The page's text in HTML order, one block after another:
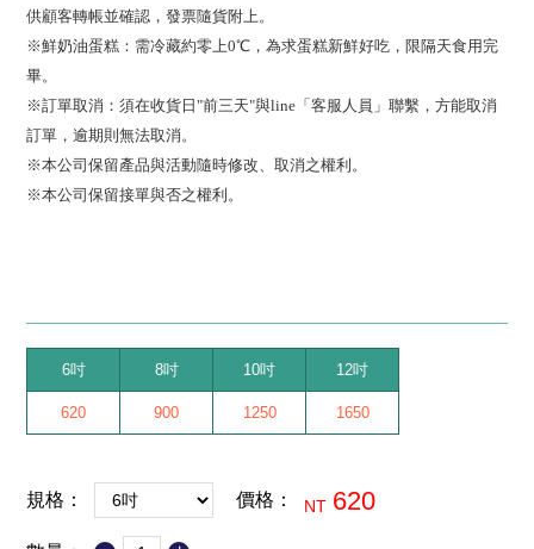
供顧客轉帳並確認 ，發票隨貨附上。
※鮮奶油蛋糕：需冷藏約零上0℃，為求蛋糕新鮮好吃，限隔天食用完
畢。
※訂單取消：須在收貨日"前三天"與line「客服人員」聯繫，方能取消
訂單，逾期則無法取消。
※本公司保留產品與活動隨時修改、取消之權利。
※本公司保留接單與否之權利。
6吋 8吋 10吋 12吋
620 900 1250 1650
規格： 價格： NT 620